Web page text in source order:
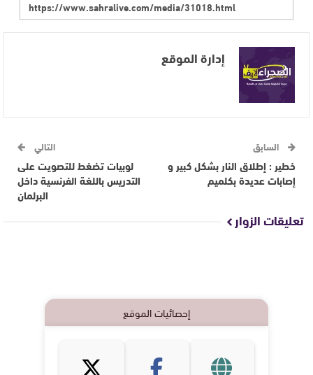
إدارة الموقع
السابق
خطير : إطلاق النار بشكل كبير و
إصابات عديدة بكلميم
التالي
لوبيات تضغط للتصويت على
التدريس باللغة الفرنسية داخل
البرلمان
تعليقات الزوار
إحصائيات الموقع